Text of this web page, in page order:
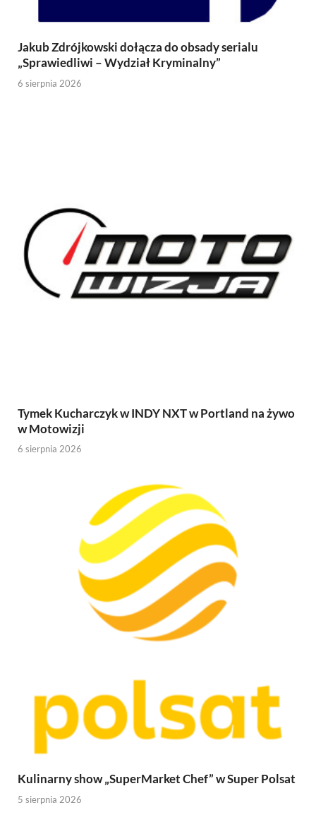
Jakub Zdrójkowski dołącza do obsady serialu
„Sprawiedliwi – Wydział Kryminalny”
6 sierpnia 2026
Tymek Kucharczyk w INDY NXT w Portland na żywo
w Motowizji
6 sierpnia 2026
Kulinarny show „SuperMarket Chef” w Super Polsat
5 sierpnia 2026